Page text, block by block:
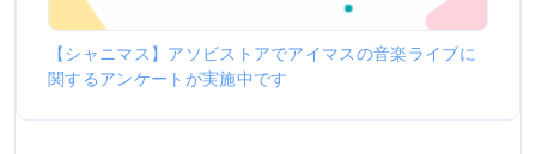
【シャニマス】アソビストアでアイマスの音楽ライブに
関するアンケートが実施中です